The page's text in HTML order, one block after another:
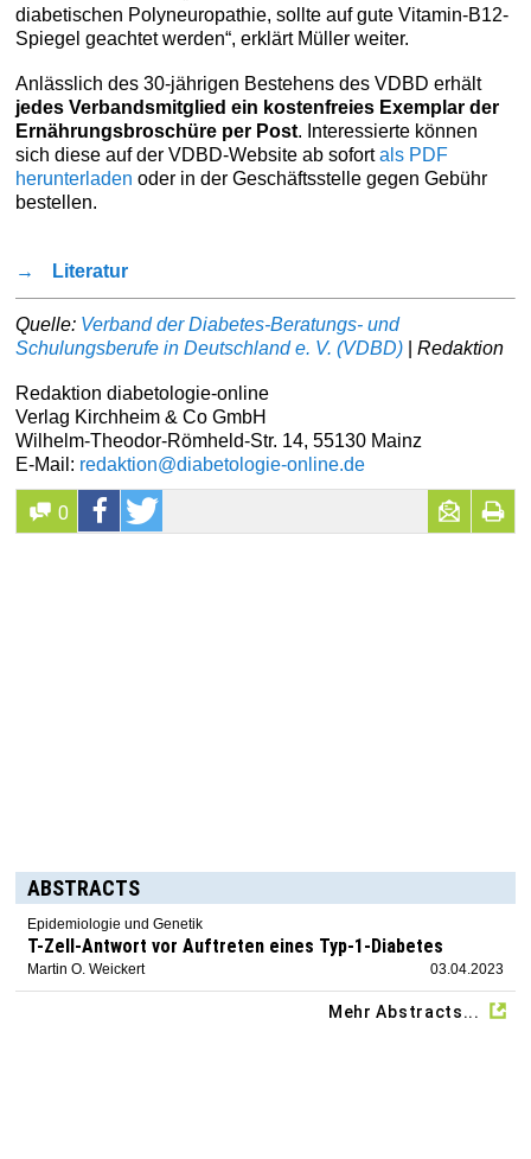
diabetischen Polyneuropathie, sollte auf gute Vitamin-B12-
Spiegel geachtet werden“, erklärt Müller weiter.
Anlässlich des 30-jährigen Bestehens des VDBD erhält
jedes Verbandsmitglied ein kostenfreies Exemplar der
Ernährungsbroschüre per Post. Interessierte können
sich diese auf der VDBD-Website ab sofortals PDF
herunterladen oder in der Geschäftsstelle gegen Gebühr
bestellen.
→ Literatur
Quelle: Verband der Diabetes-Beratungs- und
Schulungsberufe in Deutschland e. V. (VDBD) |Redaktion
Redaktion diabetologie-online
Verlag Kirchheim & Co GmbH
Wilhelm-Theodor-Römheld-Str. 14, 55130 Mainz
E-Mail: redaktion@diabetologie-online.de
0
ABSTRACTS
Epidemiologie und Genetik
T-Zell-Antwort vor Auftreten eines Typ-1-Diabetes
Martin O. Weickert 03.04.2023
Mehr Abstracts...